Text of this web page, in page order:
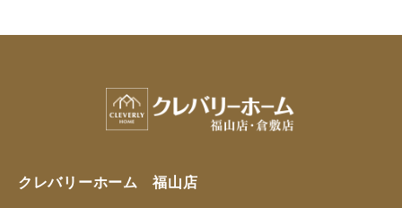
クレバリーホーム 福山店